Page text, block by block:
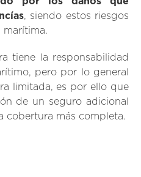
, siendo estos riesgos
marítima.
tiene la responsabilidad
pero por lo general
limitada, es por ello que
de un seguro adicional
cobertura más completa.